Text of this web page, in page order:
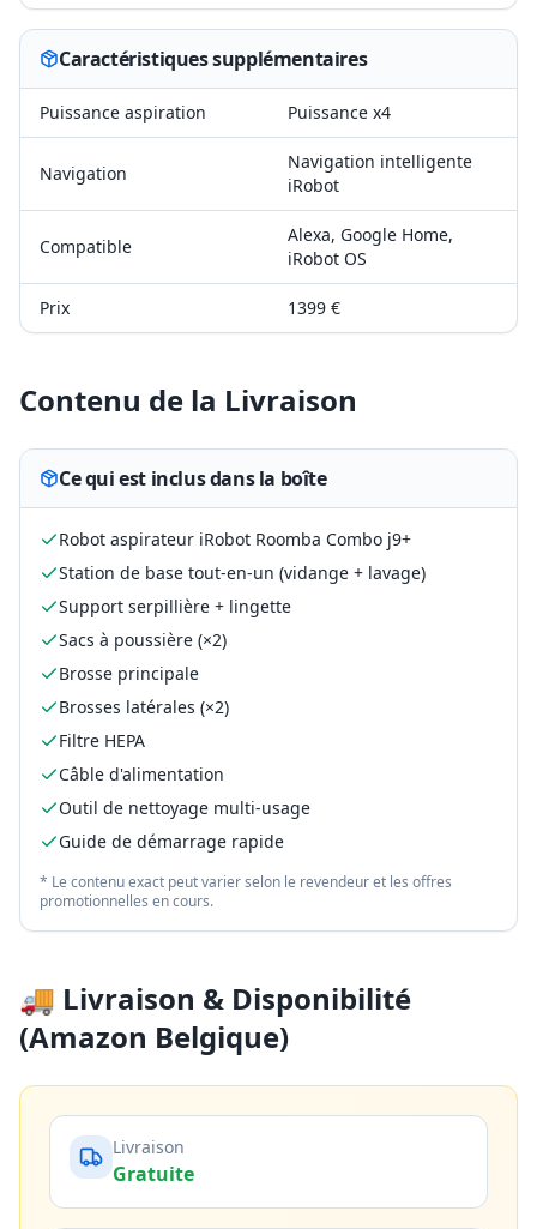
Caractéristiques supplémentaires
Puissance aspiration Puissance x4
Navigation
Navigation intelligente
iRobot
Compatible
Alexa, Google Home,
iRobot OS
Prix 1399 €
Contenu de la Livraison
Ce qui est inclus dans la boîte
Robot aspirateur iRobot Roomba Combo j9+
Station de base tout-en-un (vidange + lavage)
Support serpillière + lingette
Sacs à poussière (×2)
Brosse principale
Brosses latérales (×2)
Filtre HEPA
Câble d'alimentation
Outil de nettoyage multi-usage
Guide de démarrage rapide
* Le contenu exact peut varier selon le revendeur et les offres
promotionnelles en cours.
🚚 Livraison & Disponibilité
(Amazon Belgique)
Livraison
Gratuite